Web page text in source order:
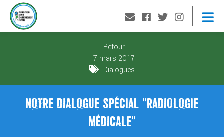
Retour
7 mars 2017
Dialogues
NOTRE DIALOGUE SPÉCIAL "RADIOLOGIE
MÉDICALE"